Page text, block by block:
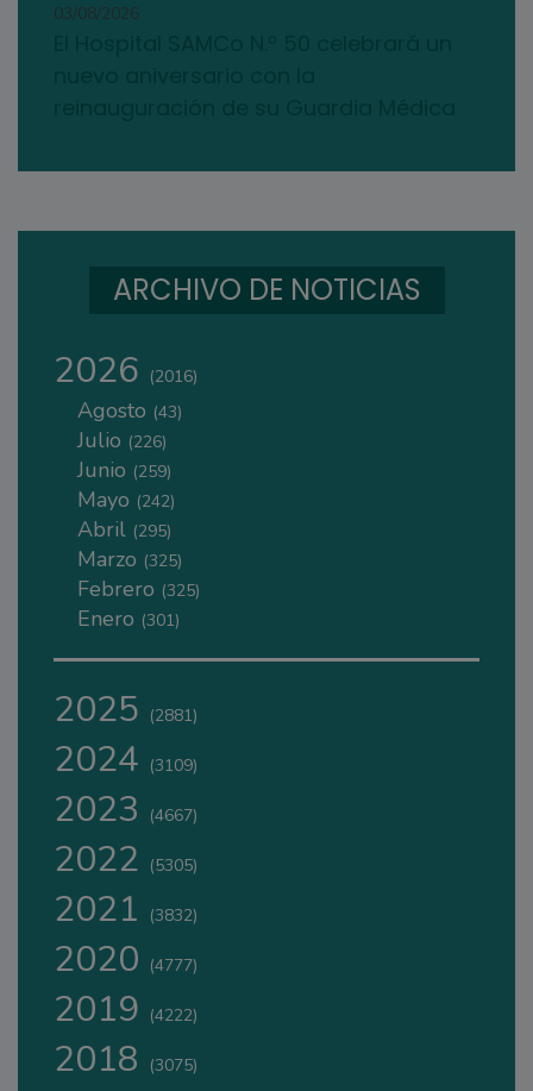
03/08/2026
ARCHIVO DE NOTICIAS
2026 (2016)
Agosto (43)
Julio (226)
Junio (259)
Mayo (242)
Abril (295)
Marzo (325)
Febrero (325)
Enero (301)
2025 (2881)
2024 (3109)
2023 (4667)
2022 (5305)
2021 (3832)
2020 (4777)
2019 (4222)
2018 (3075)